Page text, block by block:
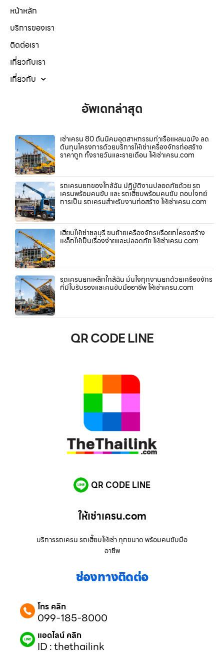
หน้าหลัก
บริการของเรา
ติดต่อเรา
เกี่ยวกับเรา
เกี่ยวกับ
อัพเดทล่าสุด
เช่าเครน 80 ตันนิคมอุตสาหกรรมท่าเรือแหลมฉบัง ลด
ต้นทุนโครงการด้วยบริการให้เช่าเครื่องจักรก่อสร้าง
ราคาถูก ทั้งรายวันและรายเดือน ให้เช่าเครน.com
รถเครนยกของใกล้ฉัน ปฏิบัติงานปลอดภัยด้วย รถ
เครนพร้อมคนขับ และ รถเฮี๊ยบพร้อมคนขับ ตอบโจทย์
การเป็น รถเครนสำหรับงานก่อสร้าง ให้เช่าเครน.com
เฮี๊ยบให้เช่าชลบุรี ขนย้ายเครื่องจักรหรือยกโครงสร้าง
เหล็กให้เป็นเรื่องง่ายและปลอดภัย ให้เช่าเครน.com
รถเครนยกเหล็กใกล้ฉัน มั่นใจทุกงานยกด้วยเครื่องจักร
ที่มีใบรับรองและคนขับมืออาชีพ ให้เช่าเครน.com
QR CODE LINE
QR CODE LINE
ให้เช่าเครน.com
บริการรถเครน รถเฮี๊ยบให้เช่า ทุกขนาด พร้อมคนขับมือ
อาชีพ
ช่องทางติดต่อ
โทร คลิก
099-185-8000
แอดไลน์ คลิก
ID : thethailink